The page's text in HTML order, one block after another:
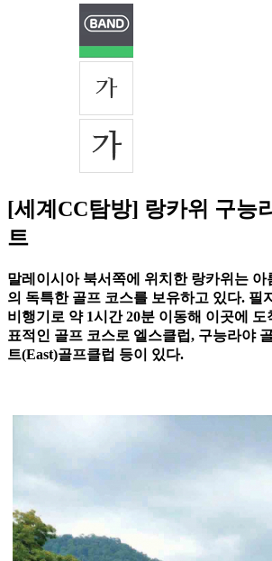
[세계CC탐방] 랑카위 구능
트
말레이시아 북서쪽에 위치한 랑카위는 아
의 독특한 골프 코스를 보유하고 있다. 필
비행기로 약 1시간 20분 이동해 이곳에 도
표적인 골프 코스로 엘스클럽, 구능라야
트(East)골프클럽 등이 있다.